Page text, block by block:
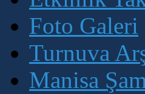
Foto Galeri
Turnuva
Manisa